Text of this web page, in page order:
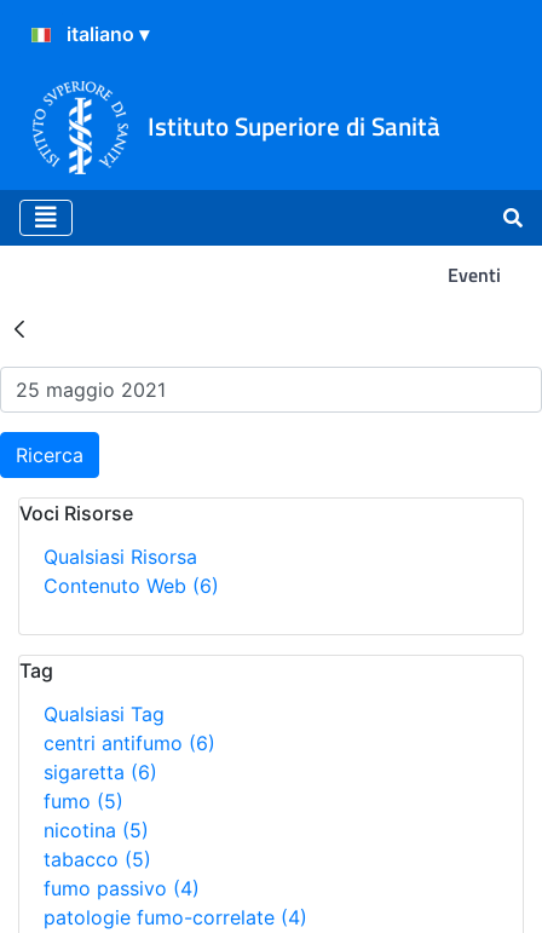
Istituto Superiore di Sanità
Eventi
Risultati della Ricerca -
Ricerca
Voci Risorse
Qualsiasi Risorsa
Contenuto Web (6)
Tag
Qualsiasi Tag
centri antifumo (6)
sigaretta (6)
fumo (5)
nicotina (5)
tabacco (5)
fumo passivo (4)
patologie fumo-correlate (4)